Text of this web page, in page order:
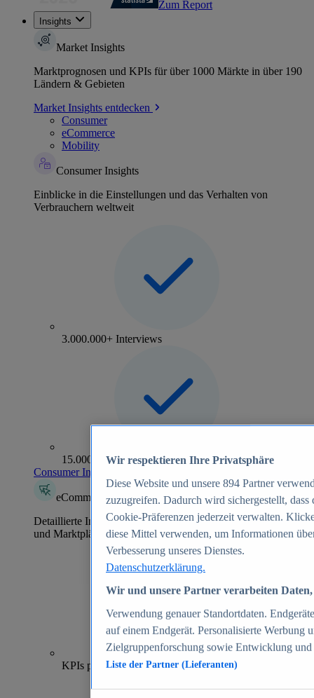
Zum Report
Insights
Market Insights
Marktprognosen und KPIs für über 1000 Märkte in über 190
Ländern & Gebieten
Market Insights entdecken
Consumer
eCommerce
Mobility
Consumer Insights
Einblicke in die Einstellungen und das Verhalten von
Verbrauchern weltweit
3.000.000+ Interviews
15.000+ Marken
Consumer Insights entdecken
eCommerce Insights
Detaillierte Informationen zu mehr als 39.000 Online-Shops
und Marktplätzen
70+
KPIs pro Shop
Wir respektieren Ihre Privatsphäre
Diese Website und unsere 894 Partner
zuzugreifen. Dadurch wird sichergestellt,
Cookie-Präferenzen jederzeit verwalten.
diese Mittel verwenden, um Informationen
Verbesserung unseres Dienstes.
Datenschutzerklärung.
Wir und unsere Partner verarbeiten
Verwendung genauer Standortdaten.
auf einem Endgerät. Personalisierte Werbung
Zielgruppenforschung sowie Entwicklung
Liste der Partner (Lieferanten)